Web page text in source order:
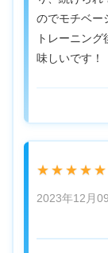
のでモチベー
トレーニン
味しいです！
★★★★★
2023年12月